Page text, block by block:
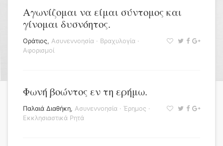
Αγωνίζομαι να είμαι σύντομος και
γίνομαι δυσνόητος.
Οράτιος, Ασυνεννοησία · Βραχυλογία ·
Αφορισμοί
Φωνή βοώντος εν τη ερήμω.
Παλαιά Διαθήκη, Ασυνεννοησία · Έρημος ·
Εκκλησιαστικά Ρητά